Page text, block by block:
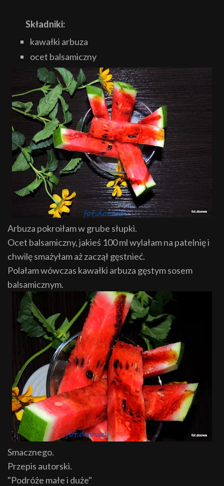
Składniki:
kawałki arbuza
ocet balsamiczny
Arbuza pokroiłam w grube słupki.
Ocet balsamiczny, jakieś 100 ml wylałam na patelnię i
chwilę smażyłam aż zaczął gęstnieć.
Polałam wówczas kawałki arbuza gęstym sosem
balsamicznym.
Smacznego.
Przepis autorski.
"Podróże małe i duże"